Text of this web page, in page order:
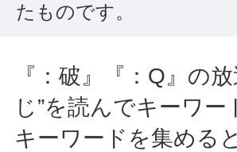
たものです。
『：破』『：Q』の
じ”を読んでキーワ
キーワードを集める